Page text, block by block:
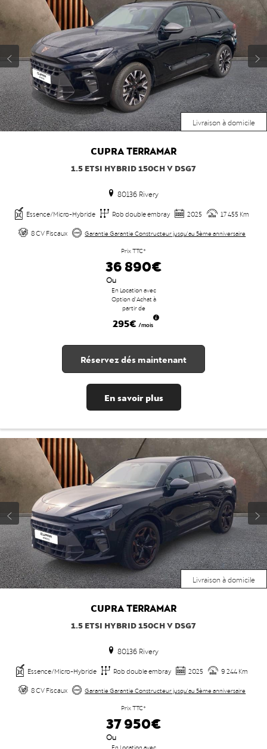
Livraison à domicile
CUPRATERRAMAR
1.5 ETSI HYBRID 150CH V DSG7
80136 Rivery
Essence/Micro-Hybride Rob double embray 2025
17 455 Km
8 CV Fiscaux
Garantie Garantie Constructeur jusqu'au 5ème anniversaire
Prix TTC*
36 890€
Ou
En Location avec
Option d'Achat à
partir de
295€ /mois
Réservez dés maintenant
En savoir plus
Livraison à domicile
CUPRATERRAMAR
1.5 ETSI HYBRID 150CH V DSG7
80136 Rivery
Essence/Micro-Hybride Rob double embray 2025
9 244 Km
8 CV Fiscaux
Garantie Garantie Constructeur jusqu'au 5ème anniversaire
Prix TTC*
37 950€
Ou
En Location avec